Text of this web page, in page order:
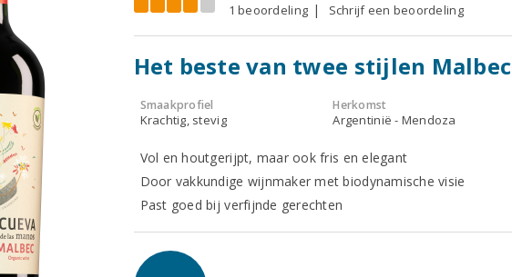
1 beoordeling Schrijf een beoordeling
Het beste van twee stijlen Malbec
Smaakprofiel
Krachtig, stevig
Herkomst
Argentinië - Mendoza
Vol en houtgerijpt, maar ook fris en elegant
Door vakkundige wijnmaker met biodynamische visie
Past goed bij verfijnde gerechten